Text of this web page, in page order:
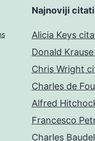
Najnoviji citati
Alicia Keys
Donald
Chris Wright
Charles de
Alfred
Francesco
Charles